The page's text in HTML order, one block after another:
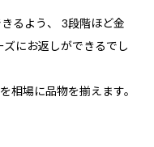
るよう、 3段階ほど金
にお返しができるでし
相場に品物を揃えます。